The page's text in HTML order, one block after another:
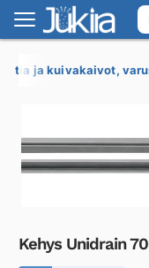
Siirry
navigointiin
Siirry
sisältöön
ja kuivakaivot,
Kehys Unidrain